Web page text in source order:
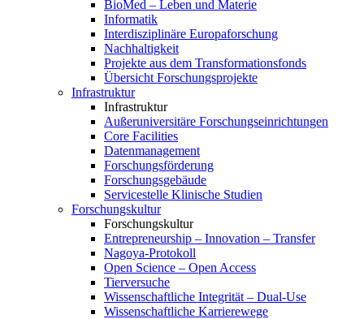
BioMed – Leben und Materie
Informatik
Interdisziplinäre Europaforschung
Nachhaltigkeit
Projekte aus dem Transformationsfonds
Übersicht Forschungsprojekte
Infrastruktur
Infrastruktur
Außeruniversitäre Forschungseinrichtungen
Core Facilities
Datenmanagement
Forschungsförderung
Forschungsgebäude
Servicestelle Klinische Studien
Forschungskultur
Forschungskultur
Entrepreneurship – Innovation – Transfer
Nagoya-Protokoll
Open Science – Open Access
Tierversuche
Wissenschaftliche Integrität – Dual-Use
Wissenschaftliche Karrierewege